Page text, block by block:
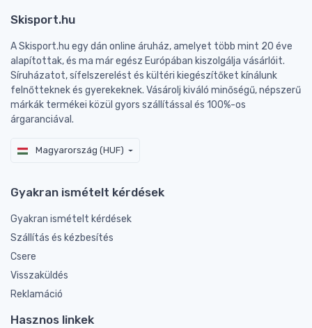
Skisport.hu
A Skisport.hu egy dán online áruház, amelyet több mint 20 éve
alapítottak, és ma már egész Európában kiszolgálja vásárlóit.
Síruházatot, sífelszerelést és kültéri kiegészítőket kínálunk
felnőtteknek és gyerekeknek. Vásárolj kiváló minőségű, népszerű
márkák termékei közül gyors szállítással és 100%-os
árgaranciával.
Magyarország (HUF)
Gyakran ismételt kérdések
Gyakran ismételt kérdések
Szállítás és kézbesítés
Csere
Visszaküldés
Reklamáció
Hasznos linkek